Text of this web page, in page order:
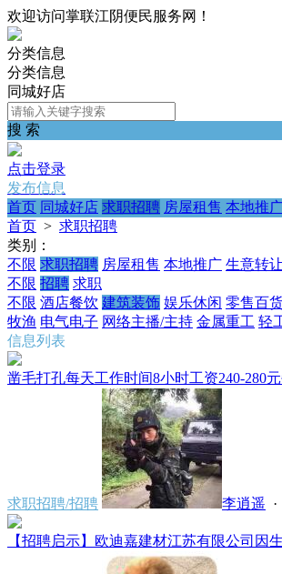
欢迎访问掌联江阴便民服务网！
分类信息
分类信息
同城好店
搜 索
点击登录
发布信息
首页 同城好店 求职招聘 房屋租售 本地推
首页 > 求职招聘
类别：
不限 求职招聘 房屋租售 本地推广 生意转让
不限 招聘 求职
不限 酒店餐饮 建筑装饰 娱乐休闲 零售百
牧渔 电气电子 网络主播/主持 金属重工 轻
信息列表
凿毛打孔每天工作时间8小时工资240-280
求职招聘/招聘 李逍遥
【招聘启示】欧迪嘉建材江苏有限公司因